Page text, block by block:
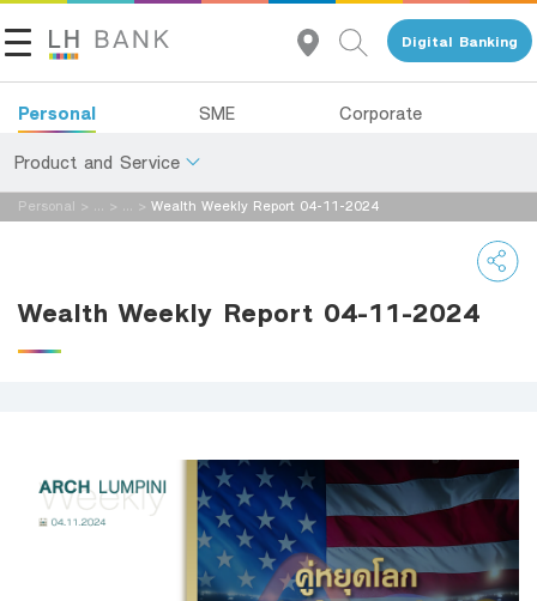
Digital Banking
Personal SME Corporate
Product and Service
About Us
Contact Us
Tel 1327 TH EN
Digital Banking
Family Banking
Personal > > > Wealth Weekly Report 04-11-2024
Wealth Weekly Report 04-11-2024